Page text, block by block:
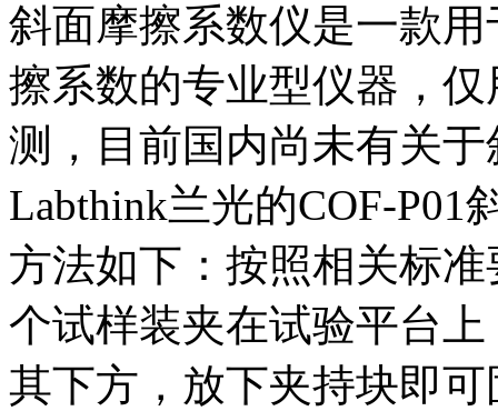
斜面摩擦系数仪是一款
擦系数的专业型仪器，
测，目前国内尚未有关
Labthink兰光的COF-P01
方法如下：按照相关标
个试样装夹在试验平台
其下方，放下夹持块即